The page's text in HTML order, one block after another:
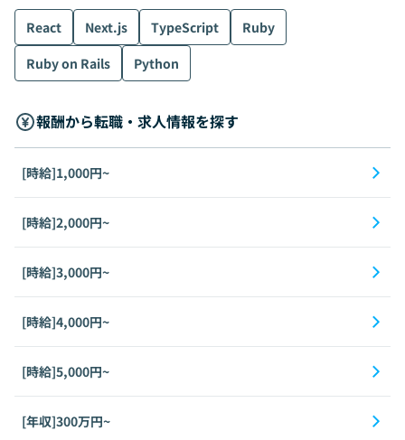
React Next.js TypeScript
Ruby
Ruby on Rails
Python
報酬から転職・求人情報を探す
[時給]1,000円~
[時給]2,000円~
[時給]3,000円~
[時給]4,000円~
[時給]5,000円~
[年収]300万円~